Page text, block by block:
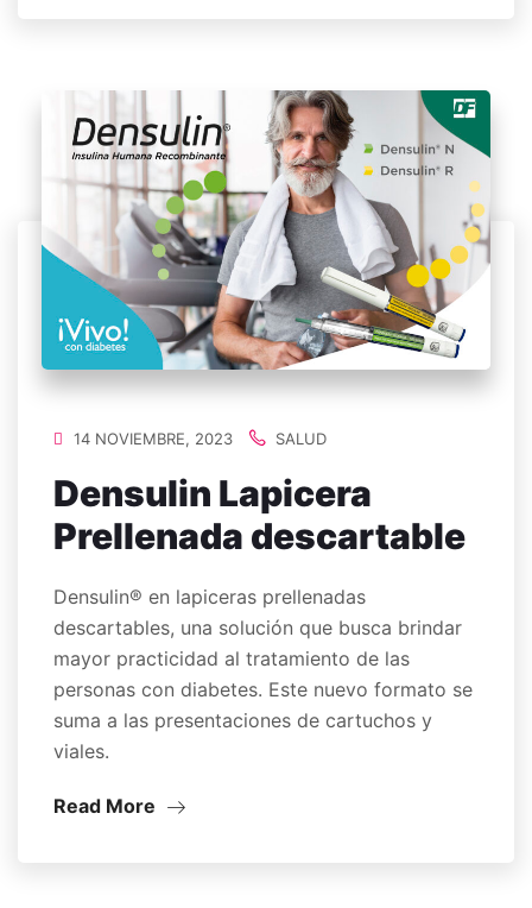
14 NOVIEMBRE, 2023 SALUD
Densulin Lapicera
Prellenada descartable
Densulin® en lapiceras prellenadas
descartables, una solución que busca brindar
mayor practicidad al tratamiento de las
personas con diabetes. Este nuevo formato se
suma a las presentaciones de cartuchos y
viales.
Read More